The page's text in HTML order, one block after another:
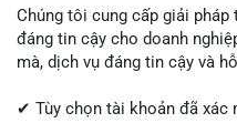
Chúng tôi cung cấp giải
đáng tin cậy cho doanh
mà, dịch vụ đáng tin cậy và
✔ Tùy chọn tài khoản đã xác